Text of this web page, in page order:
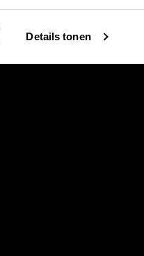
Details tonen
kunt u bij ons terecht voor
van een lekke band, of een
Ook deze kunnen we snel